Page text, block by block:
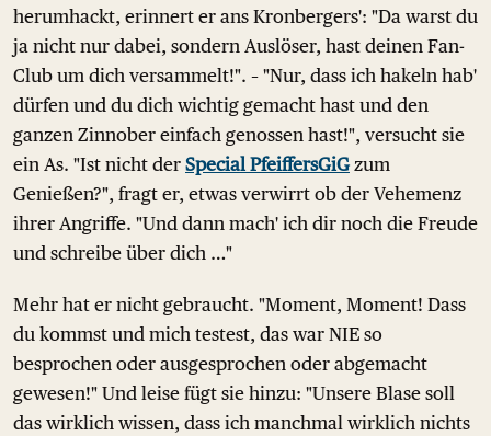
herumhackt, erinnert er ans Kronbergers': "Da warst du
ja nicht nur dabei, sondern Auslöser, hast deinen Fan-
Club um dich versammelt!". – "Nur, dass ich hakeln hab'
dürfen und du dich wichtig gemacht hast und den
ganzen Zinnober einfach genossen hast!", versucht sie
ein As. "Ist nicht der Special PfeiffersGiGzum
Genießen?", fragt er, etwas verwirrt ob der Vehemenz
ihrer Angriffe. "Und dann mach' ich dir noch die Freude
und schreibe über dich …"
Mehr hat er nicht gebraucht. "Moment, Moment! Dass
du kommst und mich testest, das war NIE so
besprochen oder ausgesprochen oder abgemacht
gewesen!" Und leise fügt sie hinzu: "Unsere Blase soll
das wirklich wissen, dass ich manchmal wirklich nichts